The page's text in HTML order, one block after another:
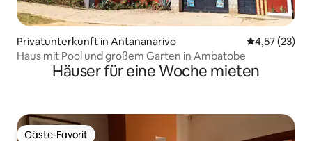
Privatunterkunft in Antananarivo
4,57 (23)
Haus mit Pool und großem Garten in Ambatobe
Häuser für eine Woche mieten
Gäste-Favorit